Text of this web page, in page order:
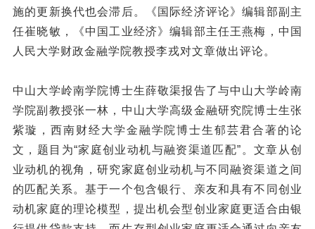
施的更新换代也会滞后。《国际经济评论》编辑部副主
任崔晓敏，《中国工业经济》编辑部主任王燕梅，中国
人民大学财政金融学院教授李戎对文章做出评论。
中山大学岭南学院博士生薛敬渠报告了与中山大学岭南
学院副教授张一林，中山大学高级金融研究院博士生张
紫璇，西南财经大学金融学院博士生郁芸君合著的论
文，题目为“家庭创业动机与融资渠道匹配”。文章从创
业动机的视角，研究家庭创业动机与不同融资渠道之间
的匹配关系。基于一个包含银行、亲友和具有不同创业
动机家庭的理论模型，提出机会型创业家庭更适合由银